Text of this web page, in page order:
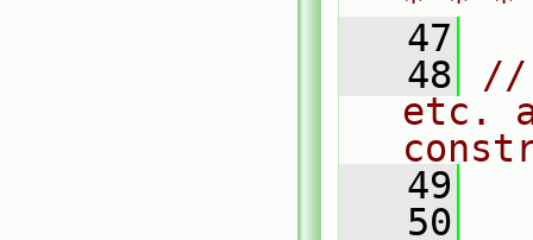
   47
   48
//
etc.
   49
   50